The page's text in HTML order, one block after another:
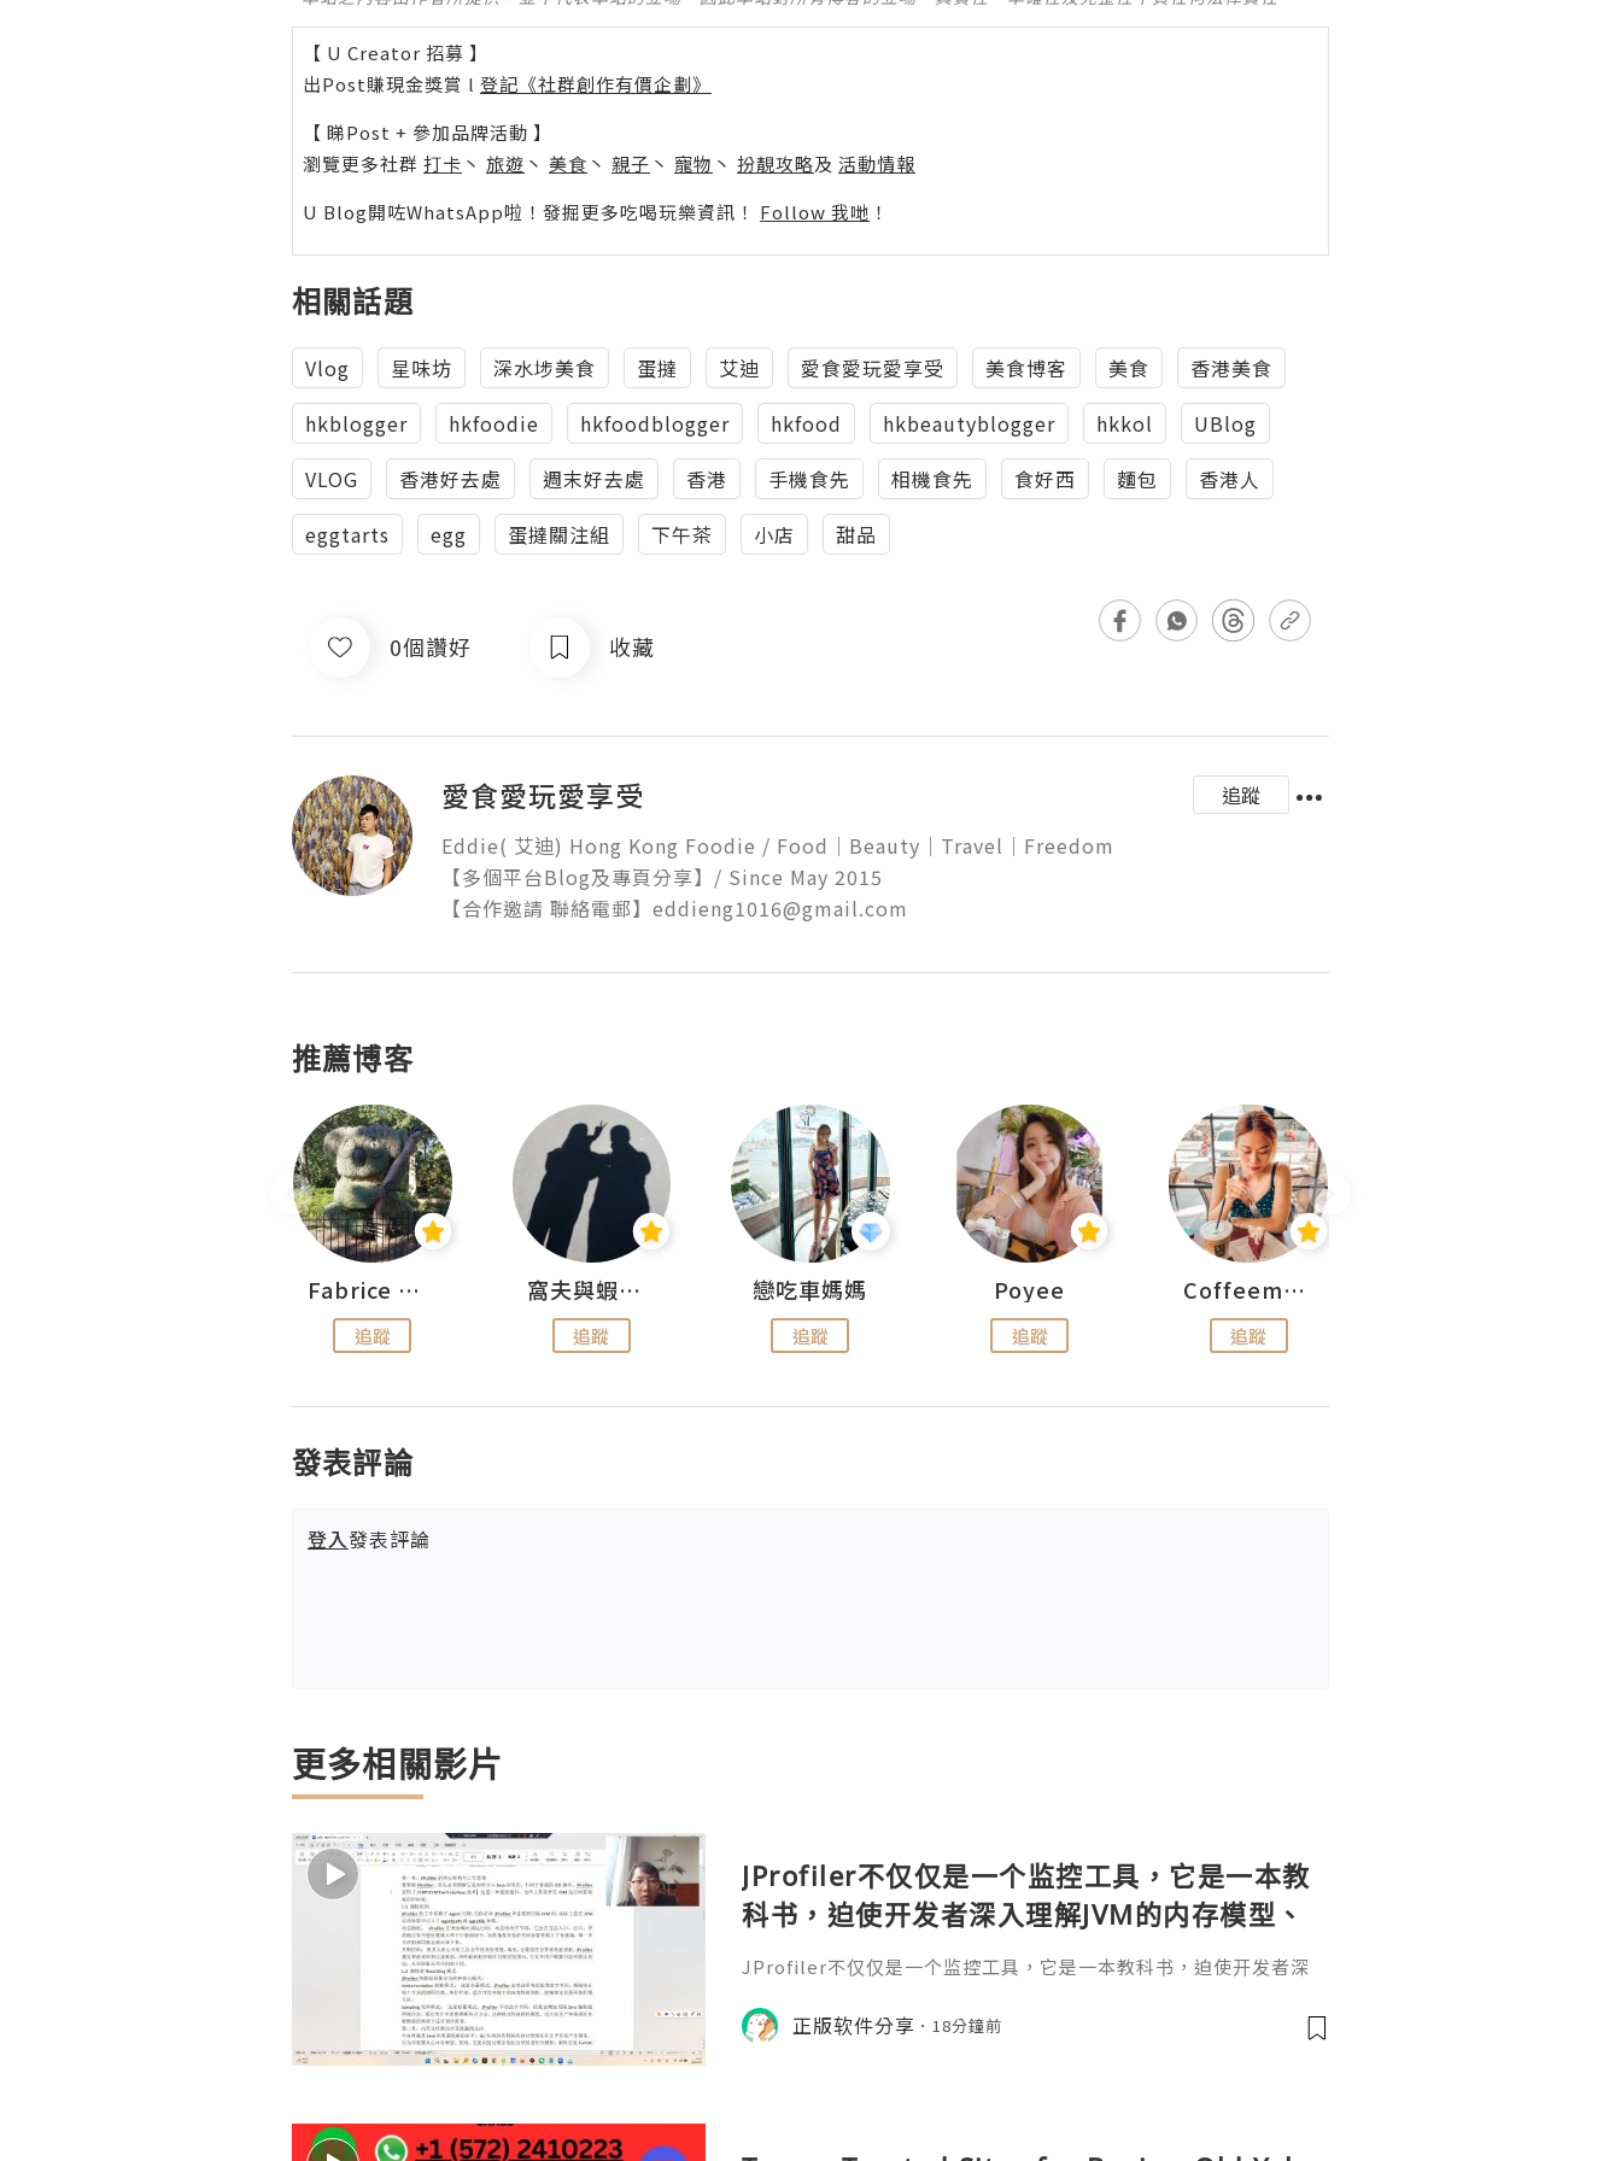
【 U Creator 招募 】
出Post賺現金獎賞 l 登記《社群創作有價企劃》
【 睇Post + 參加品牌活動 】
瀏覽更多社群 打卡 丶 旅遊 丶 美食 丶 親子 丶 寵物 丶 扮靚攻略及 活動情報
U Blog開咗WhatsApp啦！發掘更多吃喝玩樂資訊！ Follow 我哋 ！
相關話題
Vlog 星味坊 深水埗美食 蛋撻 艾迪 愛食愛玩愛享受 美食博客 美食
香港美食
hkblogger
hkfoodie hkfoodblogger hkfood hkbeautyblogger hkkol
UBlog
VLOG
香港好去處 週末好去處 香港 手機食先 相機食先 食好西 麵包
香港人
eggtarts
egg 蛋撻關注組 下午茶 小店 甜品
0個讚好 收藏
愛食愛玩愛享受
追蹤
Eddie( 艾迪) Hong Kong Foodie / Food｜Beauty｜Travel｜Freedom
【多個平台Blog及專頁分享】/ Since May 2015
【合作邀請 聯絡電郵】eddieng1016@gmail.com
推薦博客
Fabrice 嚐味
追蹤
窩夫與蝦子餅
追蹤
戀吃車媽媽
追蹤
Poyee
追蹤
Coffeemeetjojo
追蹤
發表評論
登入發表評論
更多相關影片
JProfiler不仅仅是一个监控工具，它是一本教
科书，迫使开发者深入理解JVM的内存模型、
垃圾回收机制和并发原理。通过直观的可视化
号。对于一名追求卓越的Java
JProfiler不仅仅是一个监控工具，它是一本教科书，迫使开发者深
化数据，它将抽象的性能问题具象化为代码行号。对于一名追求卓越
的Java工程师而言，掌握JProfiler是迈向高阶架构师的关键一步。
正版软件分享 18分鐘前